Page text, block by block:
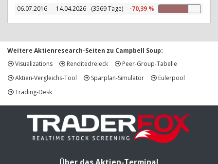
06.07.2016
14.04.2026 (3569 Tage) -70,39 %
Weitere Aktienresearch-Seiten zu Campbell Soup:
Visualizations
Renditedreieck
Peer-Group-Tabelle
Aktien-Vergleichs-Tool
Sparplan-Simulator
Eulerpool
Trading-Desk